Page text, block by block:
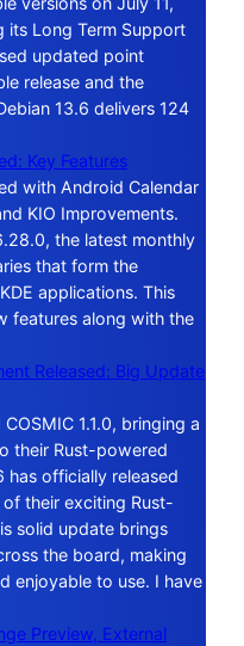
its Long Term Support
updated point
release and the
13.6 delivers 124
Key Features
with Android Calendar
KIO Improvements.
the latest monthly
that form the
applications. This
features along with the
Released: Big Update
1.1.0, bringing a
their Rust-powered
has officially released
of their exciting Rust-
solid update brings
the board, making
enjoyable to use. I have
Preview, External